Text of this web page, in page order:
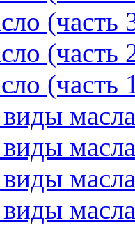
(часть
(часть
(часть